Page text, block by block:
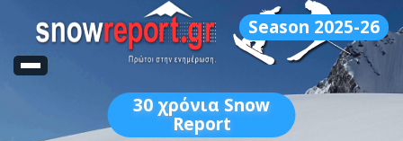
Season 2025-26
30 χρόνια Snow
Report